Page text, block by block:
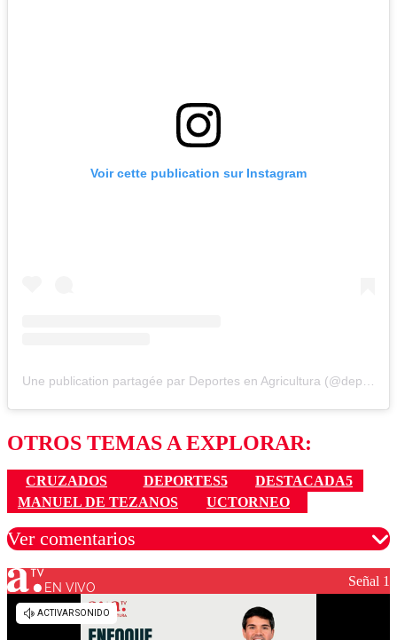
Voir cette publication sur Instagram
Une publication partagée par Deportes en Agricultura (@deportesenagricultura)
OTROS TEMAS A EXPLORAR:
CRUZADOS DEPORTES5
DESTACADA5
MANUEL DE TEZANOS
UCTORNEO
Ver comentarios
Los comentarios son moderados para garantizar un
diálogo respetuoso.
EN VIVO Señal 1